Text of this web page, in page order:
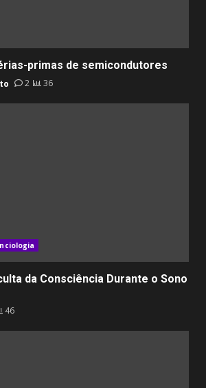
primas de semicondutores
2 36
da Consciência Durante o Sono
46